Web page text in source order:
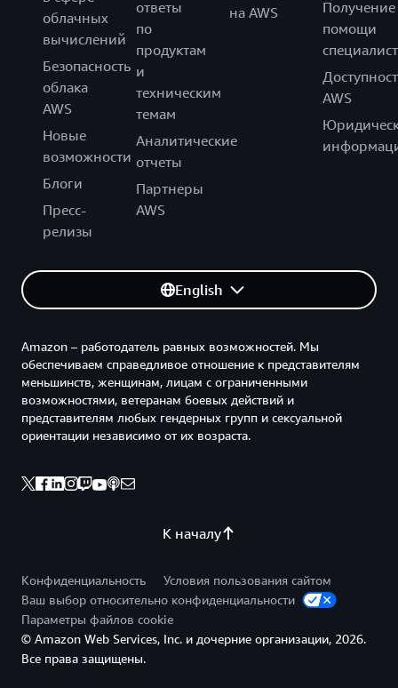
облачных
вычислений
Безопасность
облака
AWS
Новые
возможности
Блоги
Пресс-
релизы
ответы
по
продуктам
и
техническим
темам
Аналитические
отчеты
Партнеры
AWS
на AWS
Получение
помощи
AWS
English
К началу
Amazon – работодатель равных возможностей. Мы
обеспечиваем справедливое отношение к представителям
меньшинств, женщинам, лицам с ограниченными
возможностями, ветеранам боевых действий и
представителям любых гендерных групп и сексуальной
ориентации независимо от их возраста.
Конфиденциальность
Условия пользования сайтом
Ваш выбор относительно конфиденциальности
Параметры файлов cookie
© Amazon Web Services, Inc. и дочерние организации, 2026.
Все права защищены.